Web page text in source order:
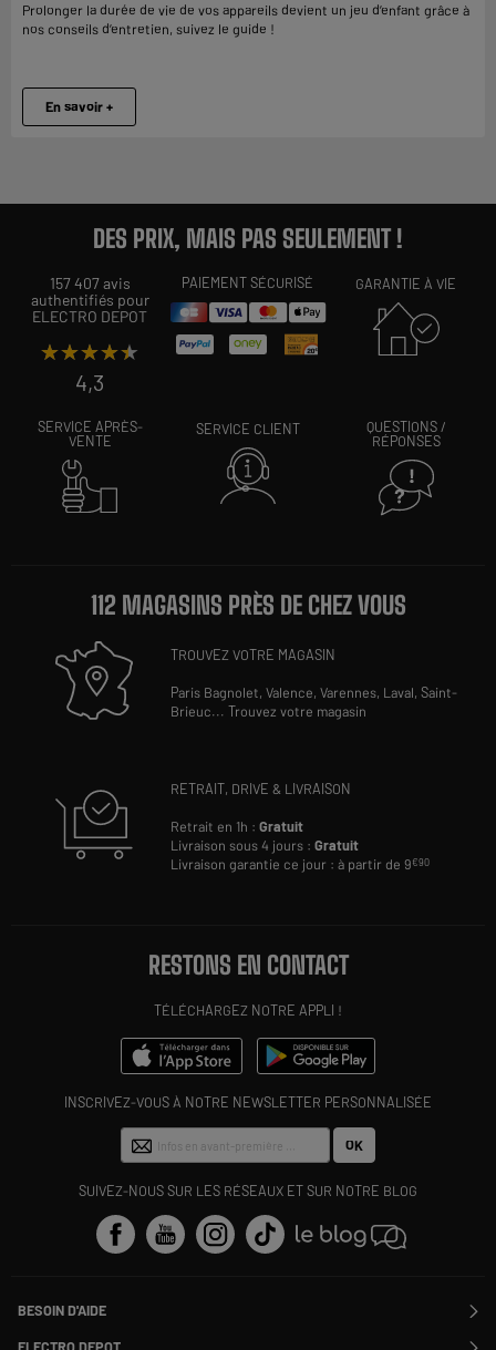
Prolonger la durée de vie de vos appareils devient un jeu d’enfant grâce à
nos conseils d’entretien, suivez le guide !
En savoir +
DES PRIX, MAIS PAS SEULEMENT !
157 407 avis
authentifiés pour
ELECTRO DEPOT
★★★★★
★★★★★
4,3
PAIEMENT SÉCURISÉ GARANTIE À VIE
SERVICE APRÈS-
VENTE
SERVICE CLIENT
QUESTIONS /
RÉPONSES
112 MAGASINS PRÈS DE CHEZ VOUS
TROUVEZ VOTRE MAGASIN
Paris Bagnolet,Valence,Varennes, Laval,Saint-
Brieuc...Trouvez votre magasin
RETRAIT, DRIVE & LIVRAISON
Retrait en 1h :Gratuit
Livraison sous 4 jours :Gratuit
Livraison garantie ce jour : à partir de 9€90
RESTONS EN CONTACT
TÉLÉCHARGEZ NOTRE APPLI !
INSCRIVEZ-VOUS À NOTRE NEWSLETTER PERSONNALISÉE
OK
SUIVEZ-NOUS SUR LES RÉSEAUX ET SUR NOTRE BLOG
BESOIN D'AIDE
Contactez-nous